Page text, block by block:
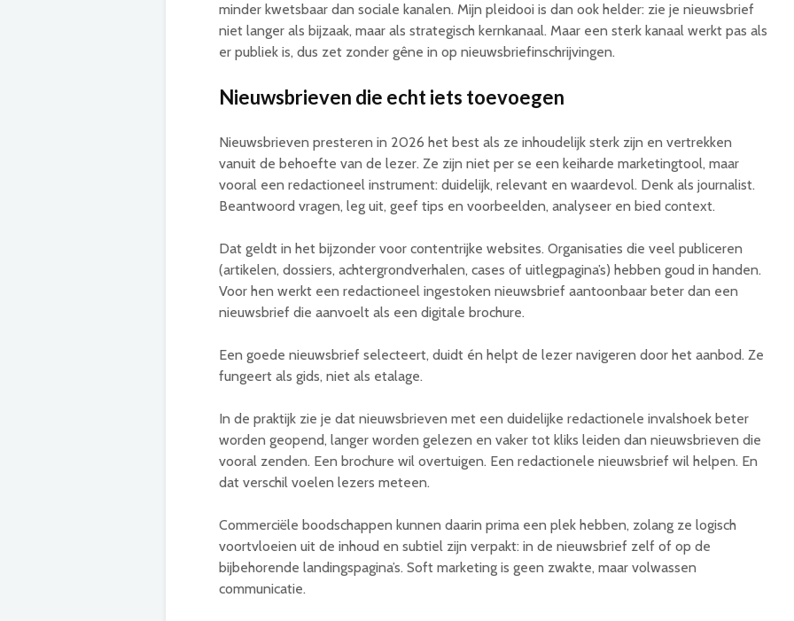
minder kwetsbaar dan sociale kanalen. Mijn pleidooi is dan ook helder: zie je nieuwsbrief
niet langer als bijzaak, maar als strategisch kernkanaal. Maar een sterk kanaal werkt pas als
er publiek is, dus zet zonder gêne in op nieuwsbriefinschrijvingen.
Nieuwsbrieven die echt iets toevoegen
Nieuwsbrieven presteren in 2026 het best als ze inhoudelijk sterk zijn en vertrekken
vanuit de behoefte van de lezer. Ze zijn niet per se een keiharde marketingtool, maar
vooral een redactioneel instrument: duidelijk, relevant en waardevol. Denk als journalist.
Beantwoord vragen, leg uit, geef tips en voorbeelden, analyseer en bied context.
Dat geldt in het bijzonder voor contentrijke websites. Organisaties die veel publiceren
(artikelen, dossiers, achtergrondverhalen, cases of uitlegpagina’s) hebben goud in handen.
Voor hen werkt een redactioneel ingestoken nieuwsbrief aantoonbaar beter dan een
nieuwsbrief die aanvoelt als een digitale brochure.
Een goede nieuwsbrief selecteert, duidt én helpt de lezer navigeren door het aanbod. Ze
fungeert als gids, niet als etalage.
In de praktijk zie je dat nieuwsbrieven met een duidelijke redactionele invalshoek beter
worden geopend, langer worden gelezen en vaker tot kliks leiden dan nieuwsbrieven die
vooral zenden. Een brochure wil overtuigen. Een redactionele nieuwsbrief wil helpen. En
dat verschil voelen lezers meteen.
Commerciële boodschappen kunnen daarin prima een plek hebben, zolang ze logisch
voortvloeien uit de inhoud en subtiel zijn verpakt: in de nieuwsbrief zelf of op de
bijbehorende landingspagina’s. Soft marketing is geen zwakte, maar volwassen
communicatie.